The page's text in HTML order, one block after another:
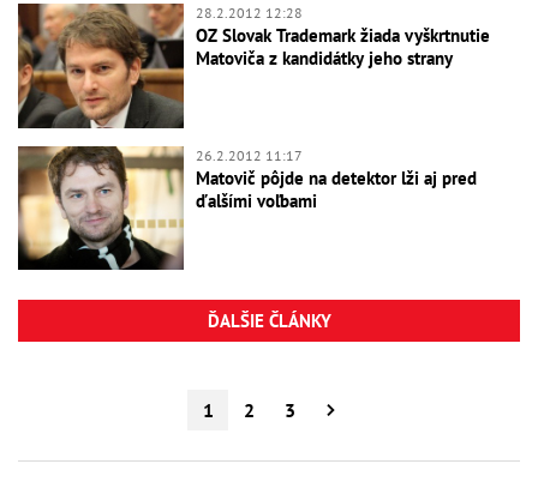
28.2.2012 12:28
OZ Slovak Trademark žiada vyškrtnutie
Matoviča z kandidátky jeho strany
26.2.2012 11:17
Matovič pôjde na detektor lži aj pred
ďalšími voľbami
ĎALŠIE ČLÁNKY
1 2 3